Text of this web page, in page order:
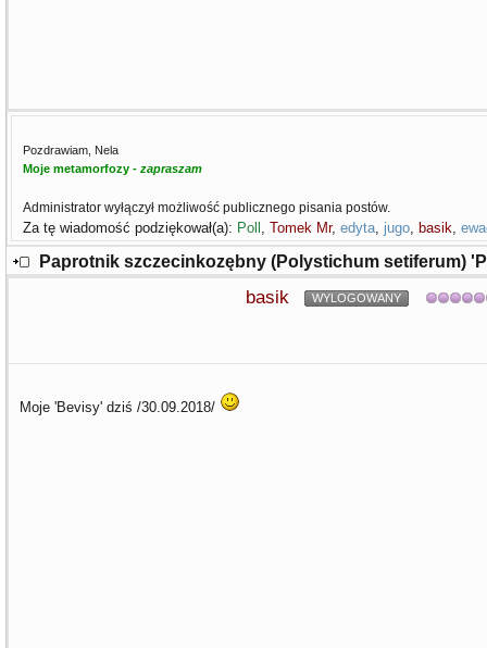
Pozdrawiam, Nela
Moje metamorfozy - zapraszam
Administrator wyłączył możliwość publicznego pisania postów.
Za tę wiadomość podziękował(a): Poll , Tomek Mr, edyta, jugo, basik,
Paprotnik szczecinkozębny (Polystichum setiferum)
basik WYLOGOWANY
Moje 'Bevisy' dziś /30.09.2018/